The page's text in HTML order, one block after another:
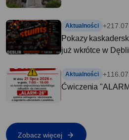
Aktualności +2
Pokazy
już wkrótce w
Aktualności +1
Ćwiczenia
Zobacz więcej